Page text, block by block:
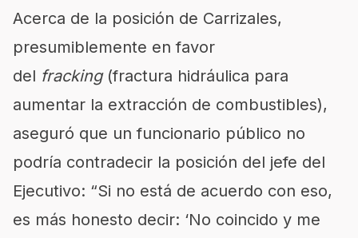
Acerca de la posición de Carrizales,
presumiblemente en favor
del fracking(fractura hidráulica para
aumentar la extracción de combustibles),
aseguró que un funcionario público no
podría contradecir la posición del jefe del
Ejecutivo: “Si no está de acuerdo con eso,
es más honesto decir: ‘No coincido y me